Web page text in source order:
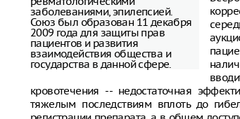
заболеваниями, эпилепсией.
Союз был образован 11 декабря
2009 года для защиты прав
пациентов и развития
взаимодействия общества и
государства в данной сфере.
кровотечения -- недостаточная
тяжелым последствиям вплоть до